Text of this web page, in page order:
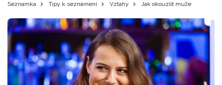
Seznamka Tipy k seznámení Vztahy Jak okouzlit muže